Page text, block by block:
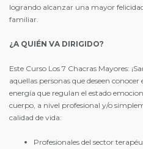
logrando alcanzar una mayor
familiar.
¿A QUIÉN VA DIRIGIDO?
Este Curso Los 7 Chacras Mayores:
aquellas personas que deseen
energía que regulan el estado
cuerpo, a nivel profesional y/o
calidad de vida:
Profesionales del sector